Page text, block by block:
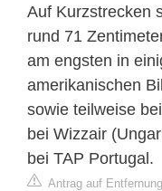
Auf Kurzstrecken
rund 71
am engsten in
amerikanischen
sowie teilweise
bei Wizzair
bei TAP Portugal.
Antrag auf